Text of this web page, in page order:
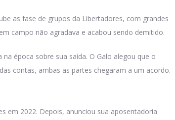
as fase de grupos da Libertadores, com grandes
campo não agradava e acabou sendo demitido.
época sobre sua saída. O Galo alegou que o
contas, ambas as partes chegaram a um acordo.
em 2022. Depois, anunciou sua aposentadoria